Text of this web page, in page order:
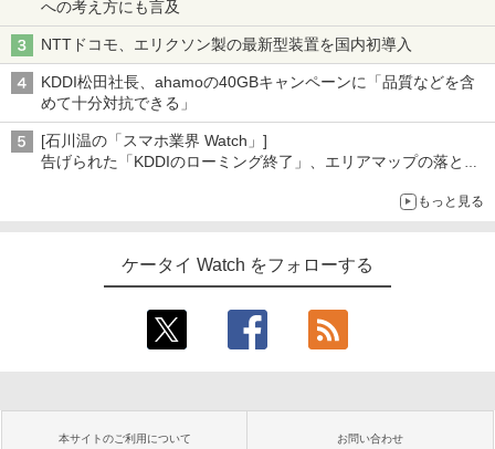
への考え方にも言及
NTTドコモ、エリクソン製の最新型装置を国内初導入
KDDI松田社長、ahamoの40GBキャンペーンに「品質などを含
めて十分対抗できる」
[石川温の「スマホ業界 Watch」]
告げられた「KDDIのローミング終了」、エリアマップの落とし
もっと見る
ケータイ Watch をフォローする
本サイトのご利用について お問い合わせ